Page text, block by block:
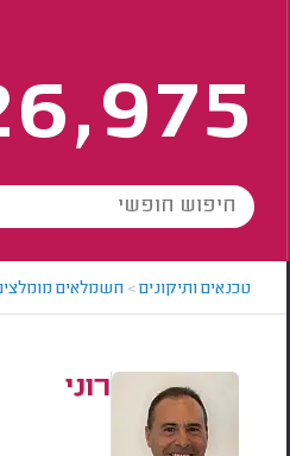
טכנאים ותיקונים> חשמלאים
רוני